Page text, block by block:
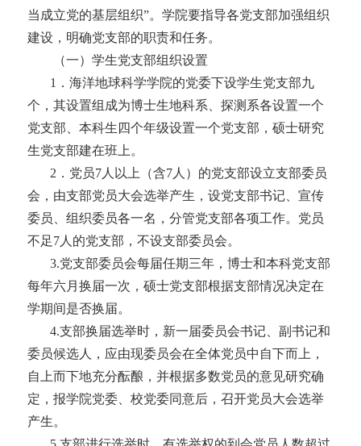
当成立党的基层组织”。学院要指导各党支部加强组织
建设， 明确党支部的职责和任务。
（一）学生党支部组织设置
1．海洋地球科学学院的党委下设学生党支部九
个，其设置组成为博士生地科系、探测系各设置一个
党支部、本科生四个年级设置一个党支部，硕士研究
生党支部建在班上。
2．党员7人以上（含7人）的党支部设立支部委员
会，由支部党员大会选举产生，设党支部书记、宣传
委员、组织委员各一名，分管党支部各项工作。党员
不足7人的党支部，不设支部委员会。
3.党支部委员会每届任期三年，博士和本科党支部
每年六月换届一次，硕士党支部根据支部情况决定在
学期间是否换届。
4.支部换届选举时，新一届委员会书记、副书记和
委员候选人，应由现委员会在全体党员中自下而上，
自上而下地充分酝酿，并根据多数党员的意见研究确
定，报学院党委、校党委同意后，召开党员大会选举
产生。